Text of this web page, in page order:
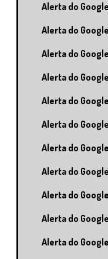
Alerta do
Alerta do
Alerta do
Alerta do
Alerta do
Alerta do
Alerta do
Alerta do
Alerta do
Alerta do
Alerta do